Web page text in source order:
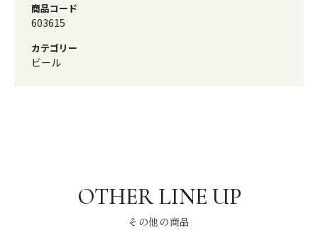
商品コード
603615
カテゴリー
ビール
その他の商品